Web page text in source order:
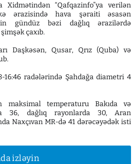
Xidmətindən “Qafqazinfo”ya verilən
ərazisində hava şəraiti əsasən
gündüz bəzi dağlıq ərazilərdə
çaxıb.
Daşkəsən, Qusar, Qrız (Quba) və
16:46 radələrində Şahdağa diametri 4
maksimal temperaturu Bakıda və
36, dağlıq rayonlarda 30, Aran
Naxçıvan MR-də 41 dərəcəyədək isti
izləyin